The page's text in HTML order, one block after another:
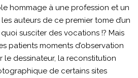
hommage à une profession et un
auteurs de ce premier tome d’un
susciter des vocations !? Mais
patients moments d’observation
le dessinateur, la reconstitution
de certains sites